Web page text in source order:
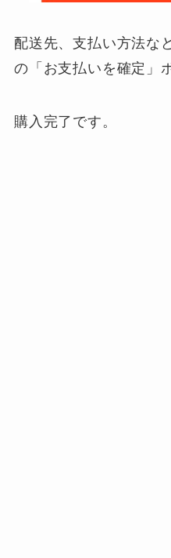
配送先、支払い方法な
の「お支払いを確定」
購入完了です。